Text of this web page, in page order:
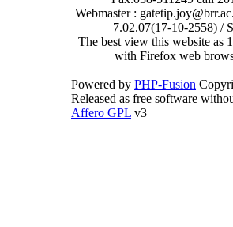
Webmaster :
7.02.07(17-10-2558) /
The best view this website as
with Firefox web
Powered by PHP-Fusion
Released as free software
Affero GPL v3